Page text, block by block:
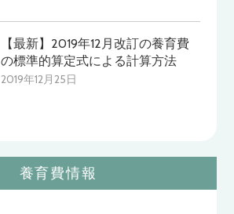
【最新】2019年12月改訂の養育費
の標準的算定式による計算方法
2019年12月25日
養育費情報